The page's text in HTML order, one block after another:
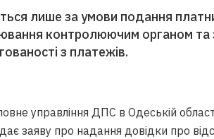
лише за умови подання
контролюючим органом та
з платежів.
управління ДПС в Одеській
заяву про надання довідки про